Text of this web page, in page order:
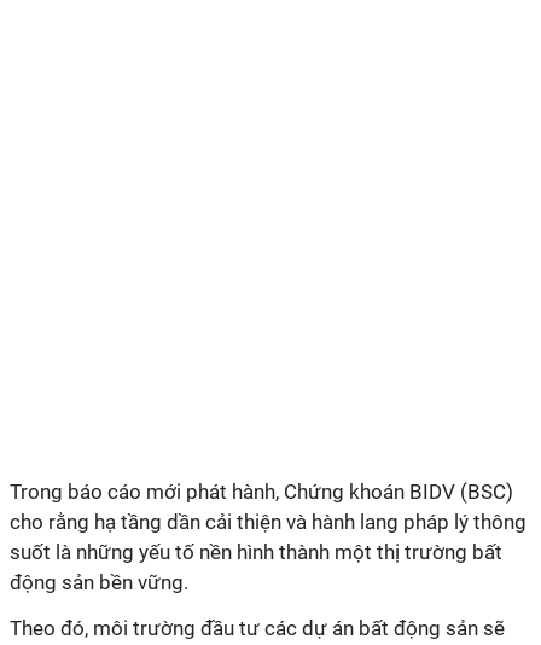
Trong báo cáo mới phát hành, Chứng khoán BIDV (BSC)
cho rằng hạ tầng dần cải thiện và hành lang pháp lý thông
suốt là những yếu tố nền hình thành một thị trường bất
động sản bền vững.
Theo đó, môi trường đầu tư các dự án bất động sản sẽ